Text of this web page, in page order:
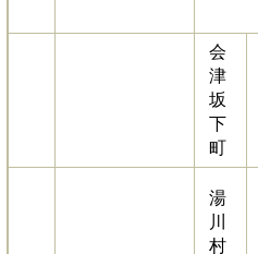
会
津
坂
下
町
湯
川
村